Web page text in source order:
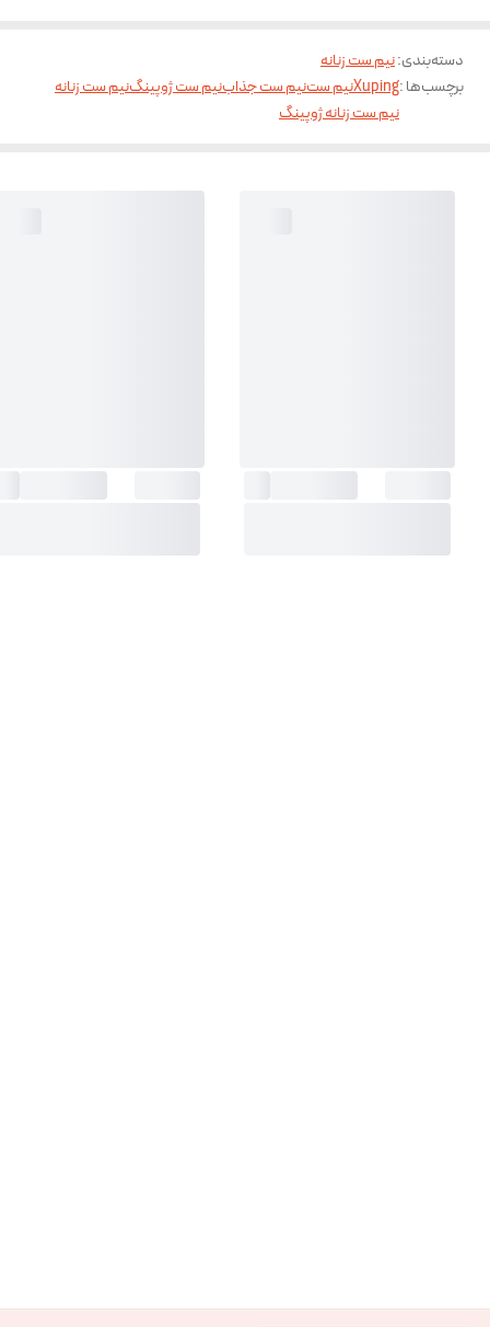
دسته‌بندی:نیم ست زنانه
برچسب‌ها :Xupingنیم ستنیم ست جذابنیم ست ژوپینگنیم ست زنانه
نیم ست زنانه ژوپینگ